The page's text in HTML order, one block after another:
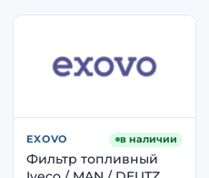
EXOVO в наличии
Фильтр топливный